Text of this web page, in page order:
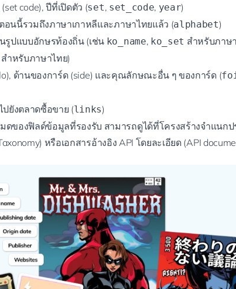
code), ปีที่เปิดตัว (set, set_code, year)
อนนี้รวมถึงภาษาเกาหลีและภาษาไทยแล้ว (alphabet)
รูปแบบอักษรท้องถิ่น (เช่น ko_name, ko_set สำหรับภาษ
สำหรับภาษาไทย)
ด้านของการ์ด (side) และคุณลักษณะอื่น ๆ ของการ์ด (
ยังตลาดซื้อขาย (links)
ดของฟิลด์ข้อมูลที่รองรับ สามารถดูได้ที่โครงสร้างจำแนกป
) หรือเอกสารอ้างอิง API โดยละเอียด (API